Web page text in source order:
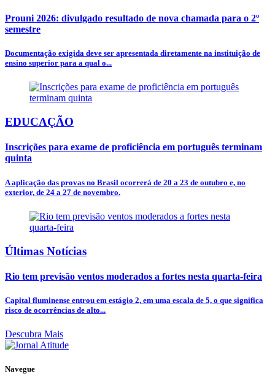
Prouni 2026: divulgado resultado de nova chamada para o 2º
semestre
Documentação exigida deve ser apresentada diretamente na instituição de
ensino superior para a qual o...
EDUCAÇÃO
Inscrições para exame de proficiência em português terminam
quinta
A aplicação das provas no Brasil ocorrerá de 20 a 23 de outubro e, no
exterior, de 24 a 27 de novembro.
Últimas Notícias
Rio tem previsão ventos moderados a fortes nesta quarta-feira
Capital fluminense entrou em estágio 2, em uma escala de 5, o que significa
risco de ocorrências de alto...
Descubra Mais
Navegue